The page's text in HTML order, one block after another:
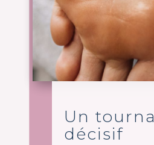
Un tournant
décisif